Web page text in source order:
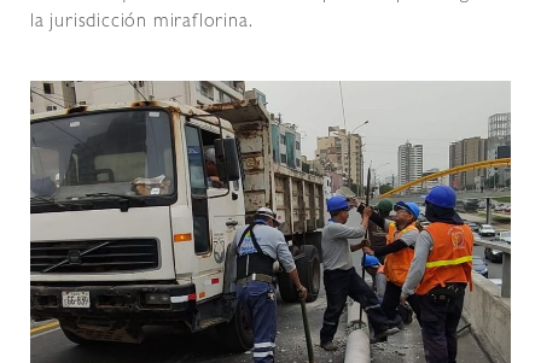
la jurisdicción miraflorina.